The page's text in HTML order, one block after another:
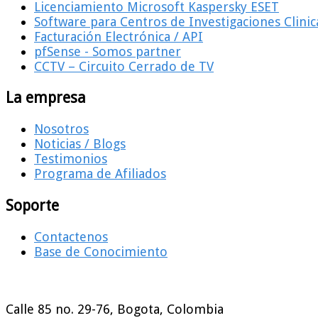
Licenciamiento Microsoft Kaspersky ESET
Software para Centros de Investigaciones
Facturación Electrónica / API
pfSense - Somos partner
CCTV – Circuito Cerrado de TV
La empresa
Nosotros
Noticias / Blogs
Testimonios
Programa de Afiliados
Soporte
Contactenos
Base de Conocimiento
Calle 85 no. 29-76, Bogota, Colombia